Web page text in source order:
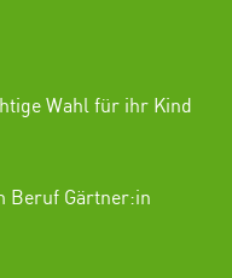
Wahl für ihr Kind
Beruf Gärtner:in